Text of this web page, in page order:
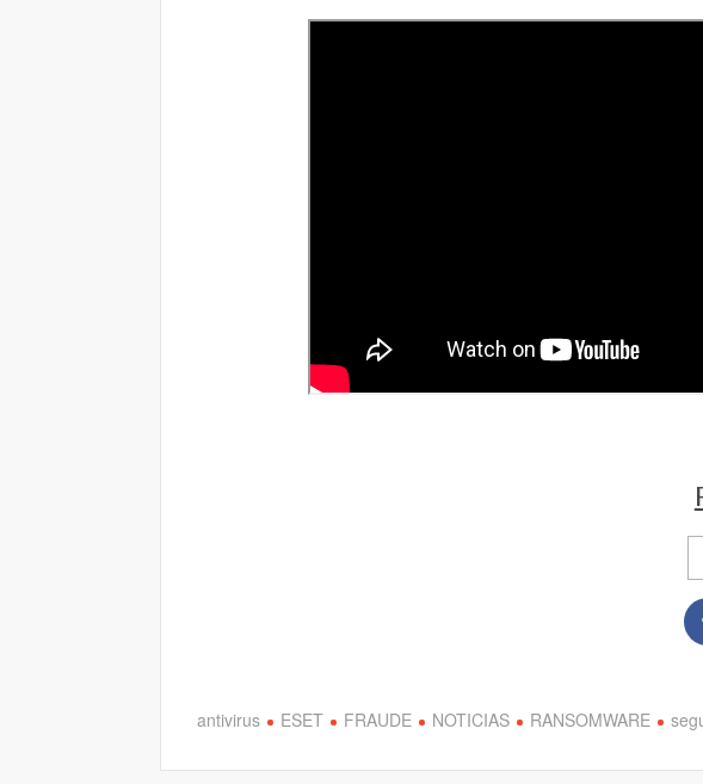
antivirus ESET FRAUDE NOTICIAS RANSOMWARE